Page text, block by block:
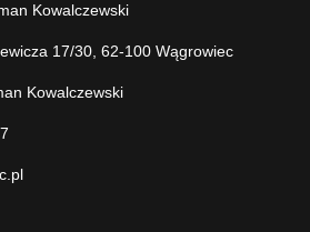
Kowalczewski
17/30, 62-100 Wągrowiec
Kowalczewski